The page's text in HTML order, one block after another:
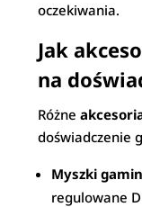
oczekiwania.
Jak
na
Różne
doświadczenie
Myszki
regulowane